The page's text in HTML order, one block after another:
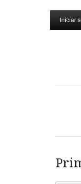
Iniciar